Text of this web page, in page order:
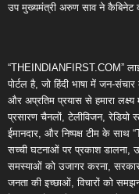
उप मुख्यमंत्री अरुण साव ने कैबिनेट
“THEINDIANFIRST.COM”
पोर्टल है, जो हिंदी भाषा में जन-
और अप्रतिम प्रयास से हमारा लक्ष्य
प्रसारण चैनलों, टेलीविजन, रेडियो
ईमानदार, और निष्पक्ष टीम के साथ
सच्ची घटनाओं पर प्रकाश डालना,
समस्याओं को उजागर करना,
जनता की इच्छाओं, विचारों को